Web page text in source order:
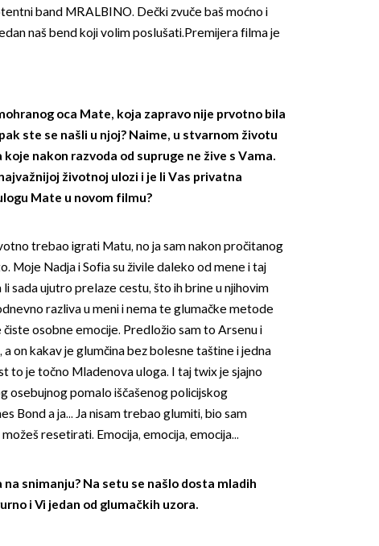
band MR.ALBINO. Dečki zvuče baš moćno i
naš bend koji volim poslušati.Premijera filma je
oca Mate, koja zapravo nije prvotno bila
ste se našli u njoj? Naime, u stvarnom životu
nakon razvoda od supruge ne žive s Vama.
životnoj ulozi i je li Vas privatna
Mate u novom filmu?
trebao igrati Matu, no ja sam nakon pročitanog
Moje Nadja i Sofia su živile daleko od mene i taj
sada ujutro prelaze cestu, što ih brine u njihovim
razliva u meni i nema te glumačke metode
čiste osobne emocije. Predložio sam to Arsenu i
on kakav je glumčina bez bolesne taštine i jedna
to je točno Mladenova uloga. I taj twix je sjajno
osebujnog pomalo iščašenog policijskog
Bond a ja... Ja nisam trebao glumiti, bio sam
resetirati. Emocija, emocija, emocija...
snimanju? Na setu se našlo dosta mladih
i Vi jedan od glumačkih uzora.